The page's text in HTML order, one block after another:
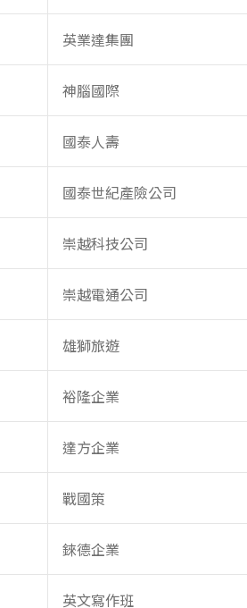
英業達集團
神腦國際
國泰人壽
國泰世紀產險公司
崇越科技公司
崇越電通公司
雄獅旅遊
裕隆企業
達方企業
戰國策
錸德企業
英文寫作班